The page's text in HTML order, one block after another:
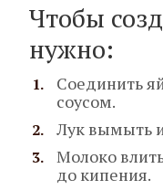
Чтобы
нужно:
Соединить
соусом.
Лук вымыть
Молоко
до кипения.